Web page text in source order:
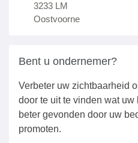
3233 LM
Oostvoorne
Bent u ondernemer?
Verbeter uw zichtbaarheid
door te uit te vinden wat
beter gevonden door uw
promoten.